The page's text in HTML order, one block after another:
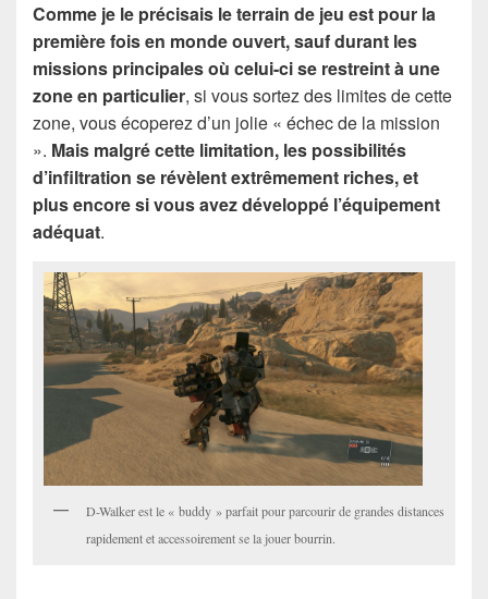
Comme je le précisais le terrain de jeu est pour la
première fois en monde ouvert, sauf durant les
missions principales où celui-ci se restreint à une
zone en particulier, si vous sortez des limites de cette
zone, vous écoperez d’un jolie « échec de la mission
». Mais malgré cette limitation, les possibilités
d’infiltration se révèlent extrêmement riches, et
plus encore si vous avez développé l’équipement
adéquat.
D-Walker est le « buddy » parfait pour parcourir de grandes distances
rapidement et accessoirement se la jouer bourrin.